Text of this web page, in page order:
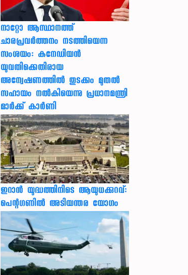
നാറ്റോ ആസ്ഥാനത്ത്
ചാരപ്രവര്‍ത്തനം നടത്തിയെന്ന
സംശയം: കനേഡിയന്‍
യുവതിക്കെതിരായ
അന്വേഷണത്തില്‍ തുടക്കം മുതല്‍
സഹായം നല്‍കിയെന്നു പ്രധാനമന്ത്രി
മാര്‍ക്ക് കാര്‍ണി
ഇറാന്‍ യുദ്ധത്തിനിടെ ആയുധക്കുറവ്:
പെന്റഗണില്‍ അടിയന്തര യോഗം